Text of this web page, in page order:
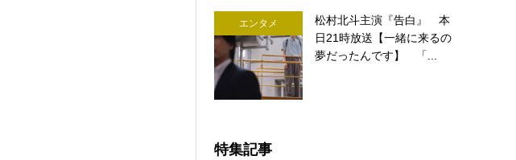
エンタメ
松村北斗主演『告白』 本
日21時放送【一緒に来るの
夢だったんです】 「...
特集記事